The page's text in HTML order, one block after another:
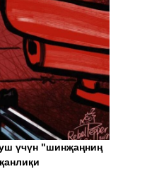
үчүн "шинҗаңниң